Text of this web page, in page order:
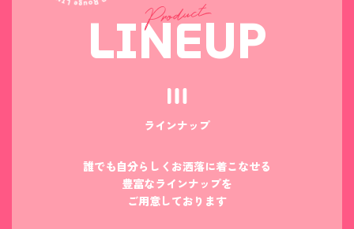
LINEUP
ラインナップ
誰でも自分らしくお洒落に着こなせる
豊富なラインナップを
ご用意しております